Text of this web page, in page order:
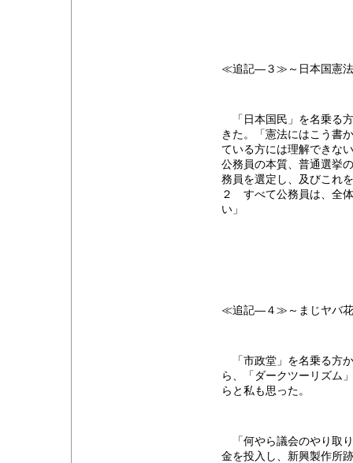
≪追記―３≫～日本国憲法
「日本国民」を名乗る
きた。「憲法にはこう書
ている方には理解できな
公務員の本質、普通選
務員を選定し、及びこれ
２ すべて公務員は、全
い」
≪追記―４≫～まじヤバ
「市政堂」を名乗る方
ら、「ダークツーリズム
らと私も思った。
「何やら議会のやり取
金を投入し、新興製作所